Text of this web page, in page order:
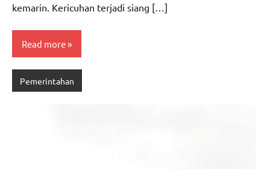
kemarin. Kericuhan terjadi siang […]
Read more
Pemerintahan